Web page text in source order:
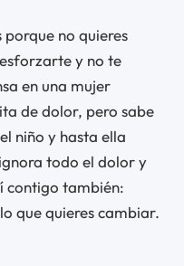
no quieres
y no te
en una mujer
de dolor, pero sabe
niño y hasta ella
todo el dolor y
contigo también:
que quieres cambiar.